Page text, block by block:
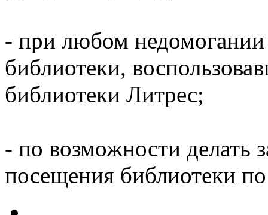
- при любом недомогании
библиотеки,
библиотеки Литрес;
- по возможности делать
посещения библиотеки